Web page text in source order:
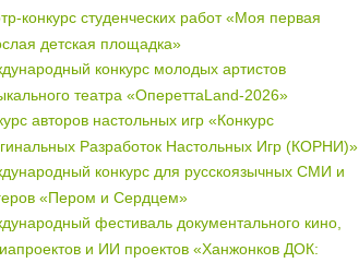
конкурс студенческих работ «Моя первая
детская площадка»
конкурс молодых артистов
театра «ОпереттаLand-2026»
авторов настольных игр «Конкурс
Разработок Настольных Игр (КОРНИ)»
конкурс для русскоязычных СМИ и
«Пером и Сердцем»
фестиваль документального кино,
и ИИ проектов «Ханжонков ДОК: